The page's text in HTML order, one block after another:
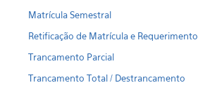
Matrícula Semestral
Retificação de Matrícula e Requerimento
Trancamento Parcial
Trancamento Total / Destrancamento